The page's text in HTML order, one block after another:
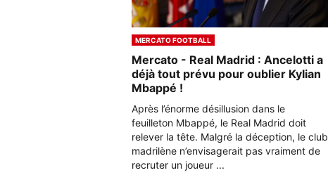
MERCATO FOOTBALL
Mercato - Real Madrid : Ancelotti a
déjà tout prévu pour oublier Kylian
Mbappé !
Après l’énorme désillusion dans le
feuilleton Mbappé, le Real Madrid doit
relever la tête. Malgré la déception, le club
madrilène n’envisagerait pas vraiment de
recruter un joueur ...